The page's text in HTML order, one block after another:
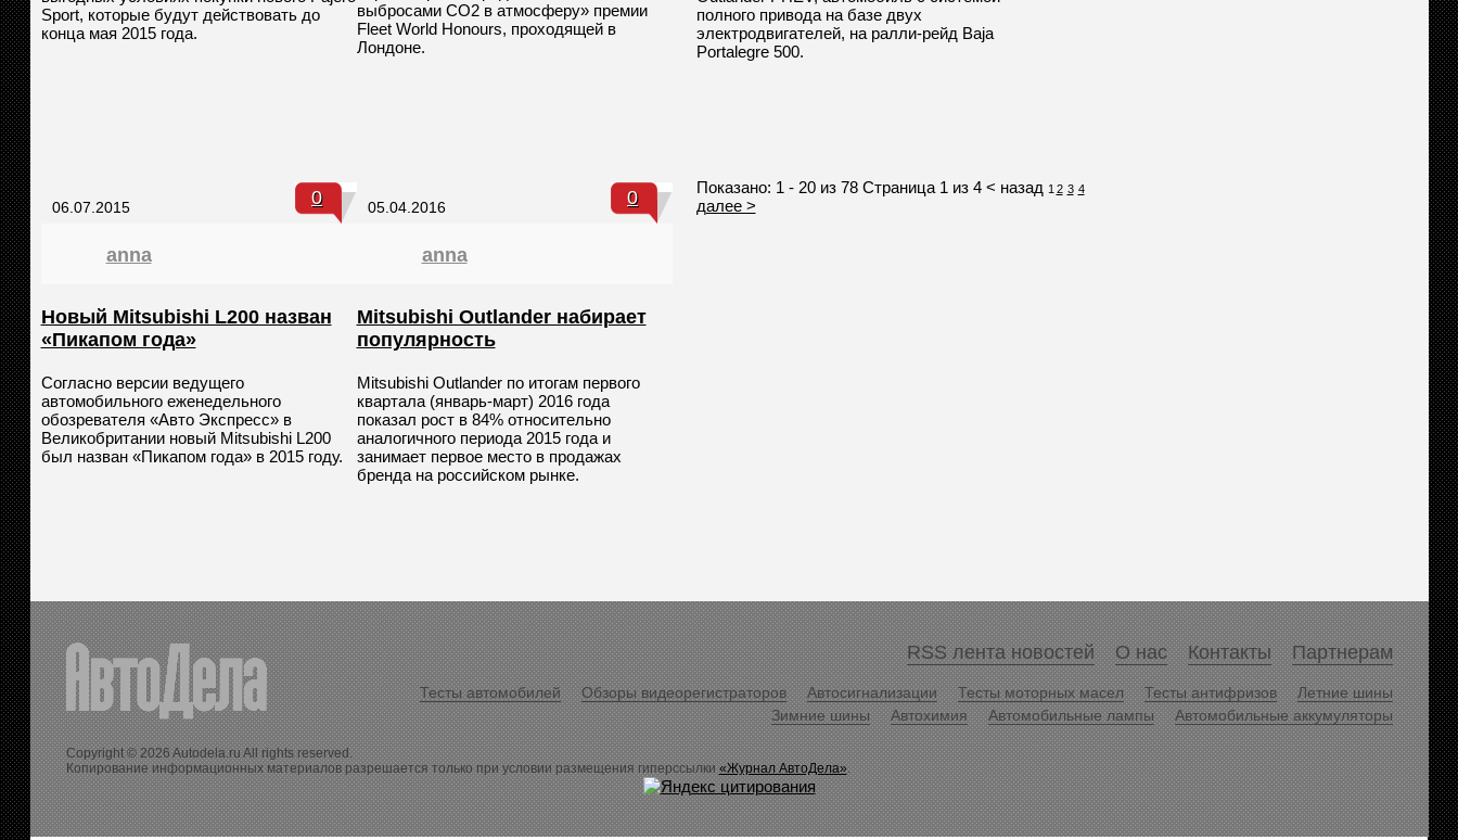
Sport, которые будут действовать до
конца мая 2015 года.
выбросами CO2 в атмосферу» премии
Fleet World Honours, проходящей в
Лондоне.
полного привода на базе двух
электродвигателей, на ралли-рейд Baja
Portalegre 500.
06.07.2015 0
anna
Новый Mitsubishi L200 назван
«Пикапом года»
Согласно версии ведущего
автомобильного еженедельного
обозревателя «Авто Экспресс» в
Великобритании новый Mitsubishi L200
был назван «Пикапом года» в 2015 году.
05.04.2016 0
anna
Mitsubishi Outlander набирает
популярность
Mitsubishi Outlander по итогам первого
квартала (январь-март) 2016 года
показал рост в 84% относительно
аналогичного периода 2015 года и
занимает первое место в продажах
бренда на российском рынке.
Показано: 1 - 20 из 78 Страница 1 из 4 < назад 1 2 3 4
далее >
RSS лента новостей О нас Контакты Партнерам
Тесты автомобилей Обзоры видеорегистраторов Автосигнализации Тесты моторных масел Тесты антифризов
Летние шины
Зимние шины
Автохимия Автомобильные лампы Автомобильные аккумуляторы
Copyright © 2026 Autodela.ru All rights reserved.
Копирование информационных материалов разрешается только при условии размещения гиперссылки«Журнал АвтоДела».